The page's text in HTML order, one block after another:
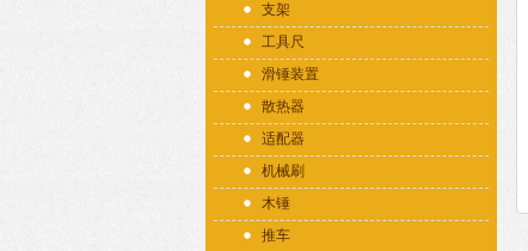
支架
工具尺
滑锤装置
散热器
适配器
机械刷
木锤
推车